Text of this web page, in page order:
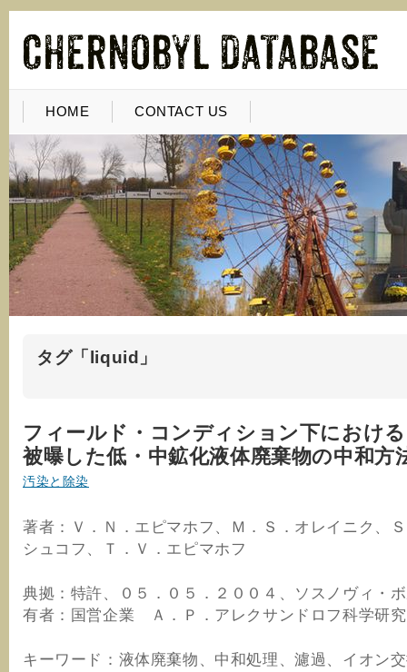
HOME CONTACT US
タグ「liquid」
フィールド・コンディション下におけ
被曝した低・中鉱化液体廃棄物の中和
汚染と除染
著者：Ｖ．Ｎ．エピマホフ、Ｍ．Ｓ．オレイニク、
シュコフ、Ｔ．Ｖ．エピマホフ
典拠：特許、０５．０５．２００４、ソスノヴィ・
有者：国営企業 Ａ．Ｐ．アレクサンドロフ科学研
キーワード：液体廃棄物、中和処理、濾過、イオン